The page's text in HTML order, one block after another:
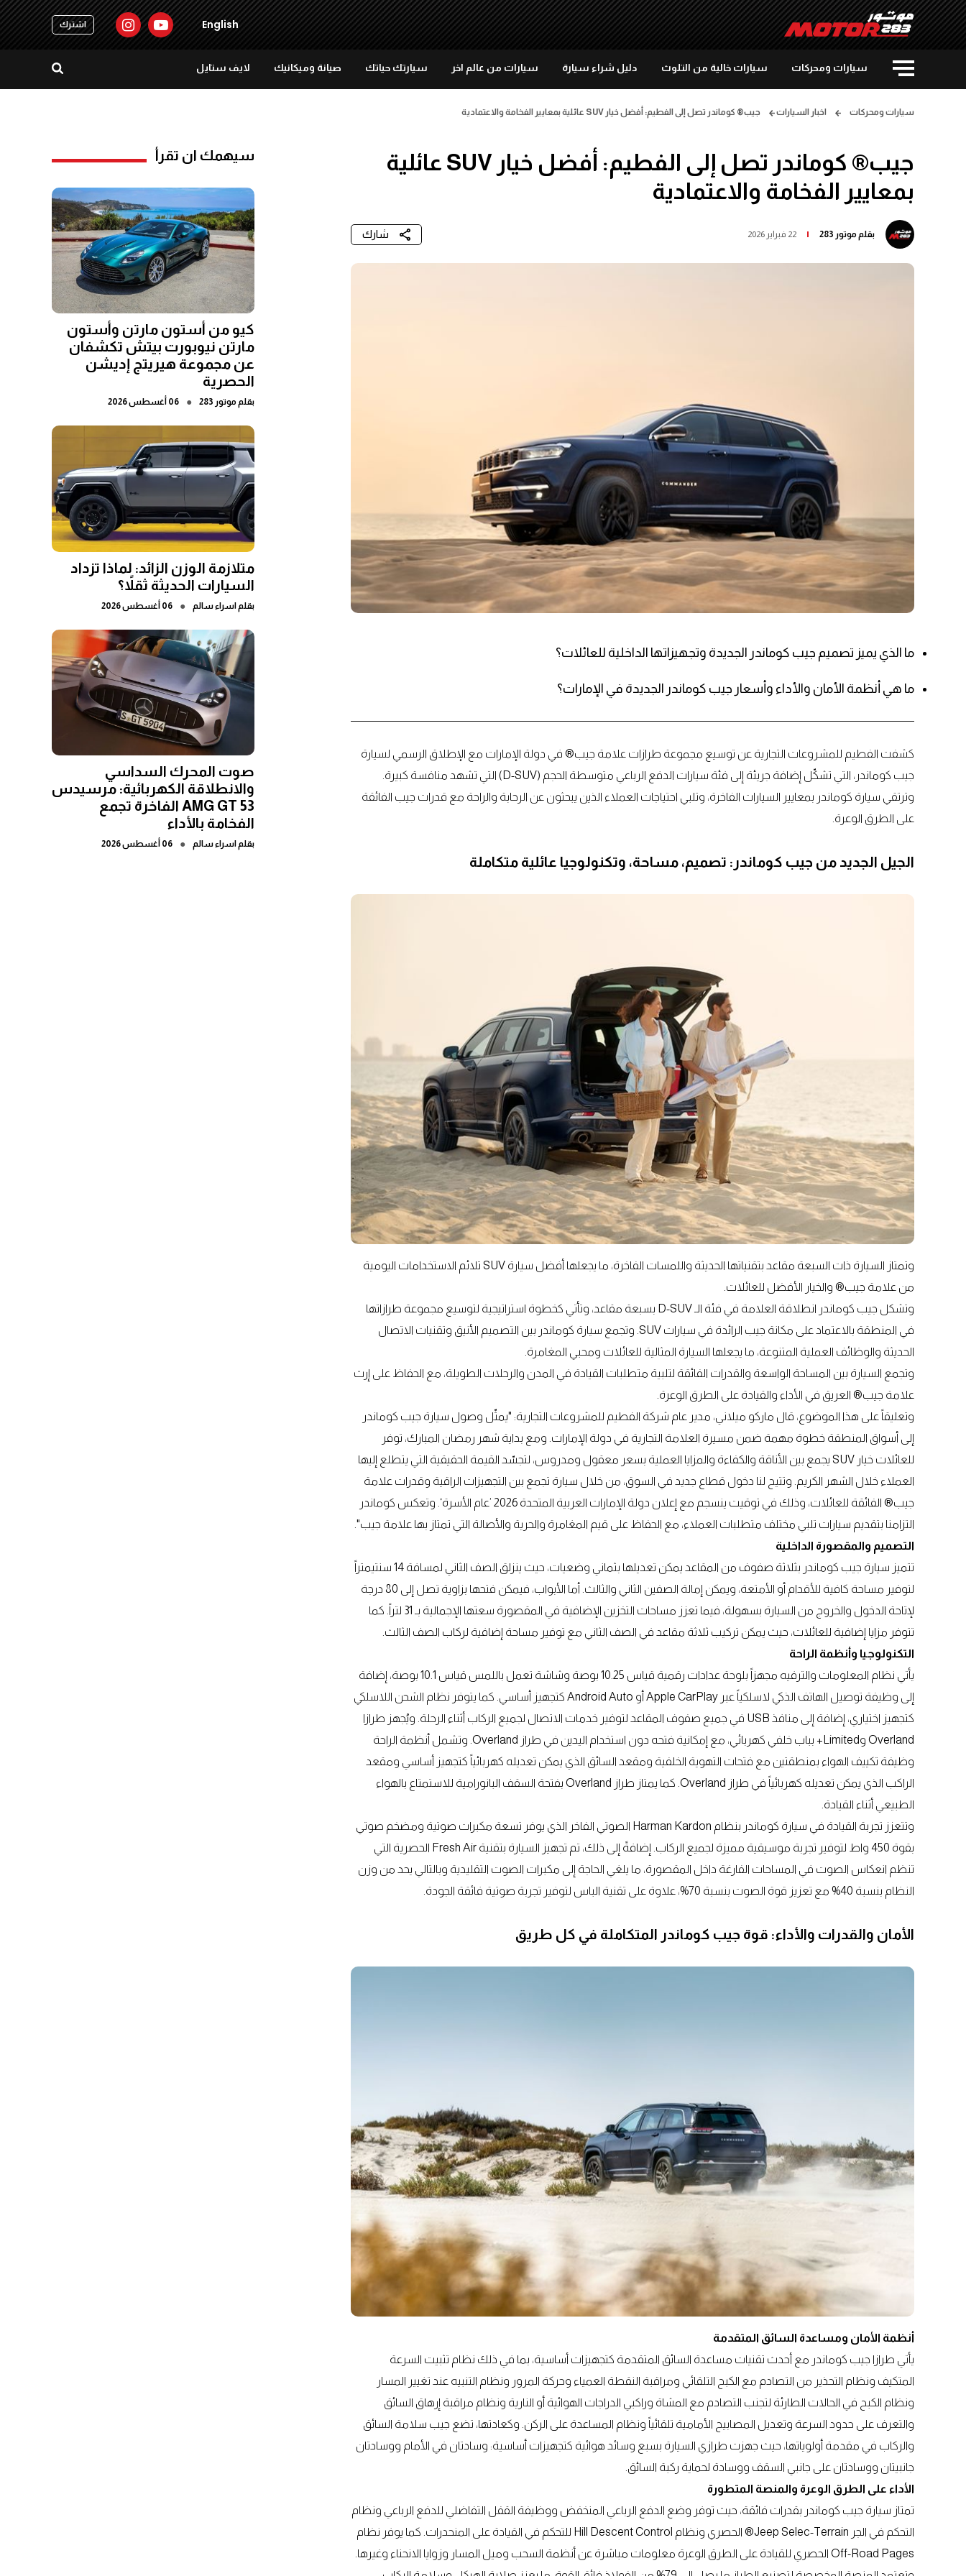
English اشترك
سيارات ومحركات سيارات خالية من التلوث دليل شراء سيارة سيارات من عالم اخر سيارتك حياتك صيانة وميكانيك لايف ستايل
سيارات ومحركات اخبار السيارات جيب® كوماندر تصل إلى الفطيم: أفضل خيار SUV عائلية بمعايير الفخامة والاعتمادية
جيب® كوماندر تصل إلى الفطيم: أفضل خيار SUV عائلية
بمعايير الفخامة والاعتمادية
بقلم موتور 283 22 فبراير 2026 شارك
ما الذي يميز تصميم جيب كوماندر الجديدة وتجهيزاتها الداخلية للعائلات؟
ما هي أنظمة الأمان والأداء وأسعار جيب كوماندر الجديدة في الإمارات؟
كشفت الفطيم للمشروعات التجارية عن توسيع مجموعة طرازات علامة جيب® في دولة الإمارات مع الإطلاق الرسمي لسيارة
جيب كوماندر، التي تشكّل إضافة جريئة إلى فئة سيارات الدفع الرباعي متوسطة الحجم (D-SUV) التي تشهد منافسة كبيرة.
وترتقي سيارة كوماندر بمعايير السيارات الفاخرة، وتلبي احتياجات العملاء الذين يبحثون عن الرحابة والراحة مع قدرات جيب الفائقة
على الطرق الوعرة.
الجيل الجديد من جيب كوماندر: تصميم، مساحة، وتكنولوجيا عائلية متكاملة
وتمتاز السيارة ذات السبعة مقاعد بتقنياتها الحديثة واللمسات الفاخرة، ما يجعلها أفضل سيارة SUV تلائم الاستخدامات اليومية
من علامة جيب® والخيار الأفضل للعائلات.
وتشكل جيب كوماندر انطلاقة العلامة في فئة الـ D-SUV بسبعة مقاعد، وتأتي كخطوة استراتيجية لتوسيع مجموعة طرازاتها
في المنطقة بالاعتماد على مكانة جيب الرائدة في سيارات SUV. وتجمع سيارة كوماندر بين التصميم الأنيق وتقنيات الاتصال
الحديثة والوظائف العملية المتنوعة، ما يجعلها السيارة المثالية للعائلات ومحبي المغامرة.
وتجمع السيارة بين المساحة الواسعة والقدرات الفائقة لتلبية متطلبات القيادة في المدن والرحلات الطويلة، مع الحفاظ على إرث
علامة جيب® العريق في الأداء والقيادة على الطرق الوعرة.
وتعليقاً على هذا الموضوع، قال ماركو ميلاني، مدير عام شركة الفطيم للمشروعات التجارية: "يمثّل وصول سيارة جيب كوماندر
إلى أسواق المنطقة خطوة مهمة ضمن مسيرة العلامة التجارية في دولة الإمارات. ومع بداية شهر رمضان المبارك، توفر
للعائلات خيار SUV يجمع بين الأناقة والكفاءة والمزايا العملية بسعر معقول ومدروس، لتجسّد القيمة الحقيقية التي يتطلع إليها
العملاء خلال الشهر الكريم. وتتيح لنا دخول قطاع جديد في السوق، من خلال سيارة تجمع بين التجهيزات الراقية وقدرات علامة
جيب® الفائقة للعائلات، وذلك في توقيت ينسجم مع إعلان دولة الإمارات العربية المتحدة 2026 ’عام الأسرة‘. وتعكس كوماندر
التزامنا بتقديم سيارات تلبي مختلف متطلبات العملاء، مع الحفاظ على قيم المغامرة والحرية والأصالة التي تمتاز بها علامة جيب".
التصميم والمقصورة الداخلية
تتميز سيارة جيب كوماندر بثلاثة صفوف من المقاعد يمكن تعديلها بثماني وضعيات، حيث ينزلق الصف الثاني لمسافة 14 سنتيمتراً
لتوفير مساحة كافية للأقدام أو الأمتعة، ويمكن إمالة الصفين الثاني والثالث. أما الأبواب، فيمكن فتحها بزاوية تصل إلى 80 درجة
لإتاحة الدخول والخروج من السيارة بسهولة، فيما تعزز مساحات التخزين الإضافية في المقصورة سعتها الإجمالية بـ 31 لتراً. كما
تتوفر مزايا إضافية للعائلات، حيث يمكن تركيب ثلاثة مقاعد في الصف الثاني مع توفير مساحة إضافية لركاب الصف الثالث.
التكنولوجيا وأنظمة الراحة
يأتي نظام المعلومات والترفيه مجهزاً بلوحة عدادات رقمية قياس 10.25 بوصة وشاشة تعمل باللمس قياس 10.1 بوصة، إضافة
إلى وظيفة توصيل الهاتف الذكي لاسلكياً عبر Apple CarPlay أو Android Auto كتجهيز أساسي. كما يتوفر نظام الشحن اللاسلكي
كتجهيز اختياري، إضافة إلى منافذ USB في جميع صفوف المقاعد لتوفير خدمات الاتصال لجميع الركاب أثناء الرحلة. ويُجهز طرازا
Overland وLimited+ بباب خلفي كهربائي، مع إمكانية فتحه دون استخدام اليدين في طراز Overland. وتشمل أنظمة الراحة
وظيفة تكييف الهواء بمنطقتين مع فتحات التهوية الخلفية ومقعد السائق الذي يمكن تعديله كهربائياً كتجهيز أساسي ومقعد
الراكب الذي يمكن تعديله كهربائياً في طراز Overland. كما يمتاز طراز Overland بفتحة السقف البانورامية للاستمتاع بالهواء
الطبيعي أثناء القيادة.
وتتعزز تجربة القيادة في سيارة كوماندر بنظام Harman Kardon الصوتي الفاخر الذي يوفر تسعة مكبرات صوتية ومضخم صوتي
بقوة 450 واط لتوفير تجربة موسيقية مميزة لجميع الركاب. إضافةً إلى ذلك، تم تجهيز السيارة بتقنية Fresh Air الحصرية التي
تنظم انعكاس الصوت في المساحات الفارغة داخل المقصورة، ما يلغي الحاجة إلى مكبرات الصوت التقليدية وبالتالي يحد من وزن
النظام بنسبة 40% مع تعزيز قوة الصوت بنسبة 70%، علاوة على تقنية الباس لتوفير تجربة صوتية فائقة الجودة.
الأمان والقدرات والأداء: قوة جيب كوماندر المتكاملة في كل طريق
أنظمة الأمان ومساعدة السائق المتقدمة
يأتي طرازا جيب كوماندر مع أحدث تقنيات مساعدة السائق المتقدمة كتجهيزات أساسية، بما في ذلك نظام تثبيت السرعة
المتكيف ونظام التحذير من التصادم مع الكبح التلقائي ومراقبة النقطة العمياء وحركة المرور ونظام التنبيه عند تغيير المسار
ونظام الكبح في الحالات الطارئة لتجنب التصادم مع المشاة وراكبي الدراجات الهوائية أو النارية ونظام مراقبة إرهاق السائق
والتعرف على حدود السرعة وتعديل المصابيح الأمامية تلقائياً ونظام المساعدة على الركن. وكعادتها، تضع جيب سلامة السائق
والركاب في مقدمة أولوياتها، حيث جهزت طرازي السيارة بسبع وسائد هوائية كتجهيزات أساسية: وسادتان في الأمام ووسادتان
جانبيتان ووسادتان على جانبي السقف ووسادة لحماية ركبة السائق.
الأداء على الطرق الوعرة والمنصة المتطورة
تمتاز سيارة جيب كوماندر بقدرات فائقة، حيث توفر وضع الدفع الرباعي المنخفض ووظيفة القفل التفاضلي للدفع الرباعي ونظام
التحكم في الجر Jeep Selec-Terrain® الحصري ونظام Hill Descent Control للتحكم في القيادة على المنحدرات. كما يوفر نظام
Off-Road Pages الحصري للقيادة على الطرق الوعرة معلومات مباشرة عن أنظمة السحب وميل المسار وزوايا الانحناء وغيرها.
سيهمك ان تقرأ
كيو من أستون مارتن وأستون
مارتن نيوبورت بيتش تكشفان
عن مجموعة هيريتج إديشن
الحصرية
بقلم موتور 283 ● 06 أغسطس 2026
متلازمة الوزن الزائد: لماذا تزداد
السيارات الحديثة ثقلاً؟
بقلم اسراء سالم ● 06 أغسطس 2026
صوت المحرك السداسي
والانطلاقة الكهربائية: مرسيدس
AMG GT 53 الفاخرة تجمع
الفخامة بالأداء
بقلم اسراء سالم ● 06 أغسطس 2026